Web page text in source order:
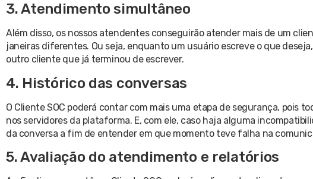
3. Atendimento simultâneo
Além disso, os nossos atendentes conseguirão atender mais de um
janeiras diferentes. Ou seja, enquanto um usuário escreve o que
outro cliente que já terminou de escrever.
4. Histórico das conversas
O Cliente SOC poderá contar com mais uma etapa de segurança, pois
nos servidores da plataforma. E, com ele, caso haja alguma
da conversa a fim de entender em que momento teve falha na
5. Avaliação do atendimento e relatórios